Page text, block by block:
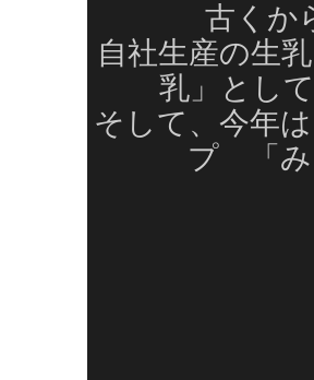
古くか
自社生産の生
乳」とし
そして、今年
プ 「み